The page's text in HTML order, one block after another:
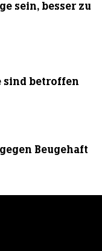
sein, besser zu
sind betroffen
Beugehaft